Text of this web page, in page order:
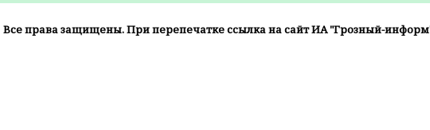
Все права защищены. При перепечатке ссылка на сайт ИА "Грозный-